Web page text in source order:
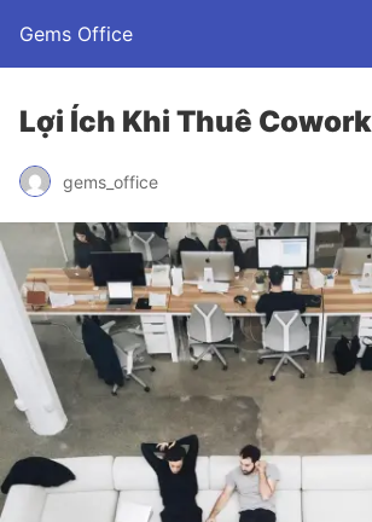
Gems Office
Lợi Ích Khi Thuê
gems_office